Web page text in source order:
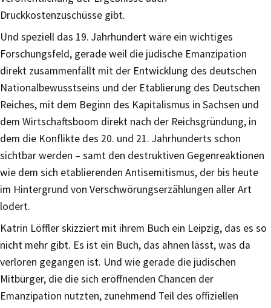
Druckkostenzuschüsse gibt.
Und speziell das 19. Jahrhundert wäre ein wichtiges
Forschungsfeld, gerade weil die jüdische Emanzipation
direkt zusammenfällt mit der Entwicklung des deutschen
Nationalbewusstseins und der Etablierung des Deutschen
Reiches, mit dem Beginn des Kapitalismus in Sachsen und
dem Wirtschaftsboom direkt nach der Reichsgründung, in
dem die Konflikte des 20. und 21. Jahrhunderts schon
sichtbar werden – samt den destruktiven Gegenreaktionen
wie dem sich etablierenden Antisemitismus, der bis heute
im Hintergrund von Verschwörungserzählungen aller Art
lodert.
Katrin Löffler skizziert mit ihrem Buch ein Leipzig, das es so
nicht mehr gibt. Es ist ein Buch, das ahnen lässt, was da
verloren gegangen ist. Und wie gerade die jüdischen
Mitbürger, die die sich eröffnenden Chancen der
Emanzipation nutzten, zunehmend Teil des offiziellen